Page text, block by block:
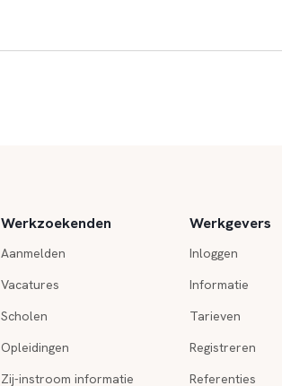
Werkzoekenden
Aanmelden
Vacatures
Scholen
Opleidingen
Zij-instroom informatie
Werkgevers
Inloggen
Informatie
Tarieven
Registreren
Referenties